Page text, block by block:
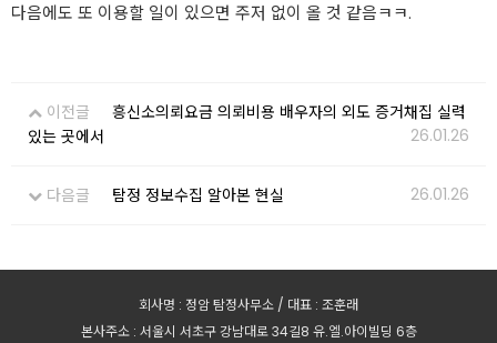
다음에도 또 이용할 일이 있으면 주저 없이 올 것 같음ㅋㅋ.
이전글
흥신소의뢰요금 의뢰비용 배우자의 외도 증거채집 실력
있는 곳에서
26.01.26
다음글 탐정 정보수집 알아본 현실 26.01.26
회사명 : 정암 탐정사무소 / 대표 : 조훈래
본사주소 : 서울시 서초구 강남대로 34길8 유.엘.아이빌딩 6층